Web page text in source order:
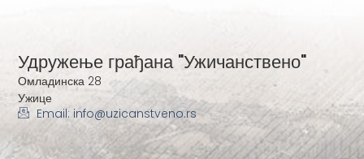
Удружење грађана "Ужичанствено"
Омладинска 28
Ужице
Email: info@uzicanstveno.rs